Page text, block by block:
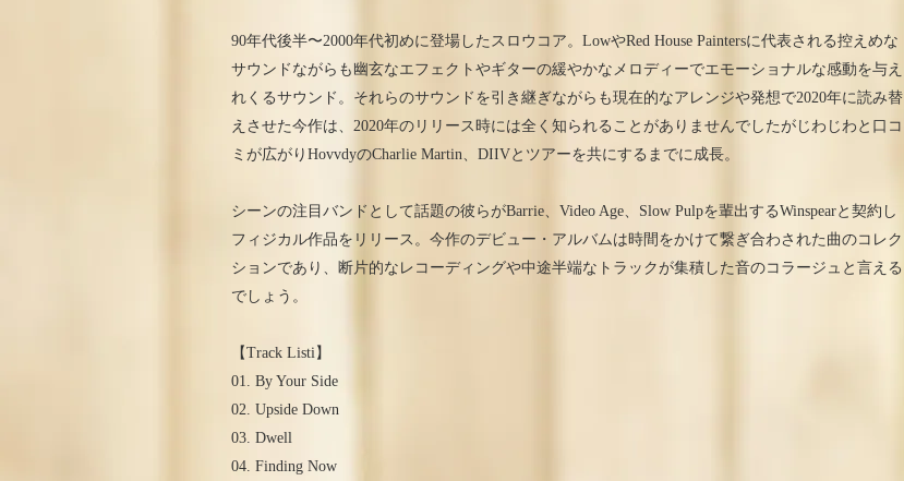
90年代後半〜2000年代初めに登場したスロウコア。LowやRed House Paintersに代表される控えめな
サウンドながらも幽玄なエフェクトやギターの緩やかなメロディーでエモーショナルな感動を与え
れくるサウンド。それらのサウンドを引き継ぎながらも現在的なアレンジや発想で2020年に読み替
えさせた今作は、2020年のリリース時には全く知られることがありませんでしたがじわじわと口コ
ミが広がりHovvdyのCharlie Martin、DIIVとツアーを共にするまでに成長。
シーンの注目バンドとして話題の彼らがBarrie、Video Age、Slow Pulpを輩出するWinspearと契約し
フィジカル作品をリリース。今作のデビュー・アルバムは時間をかけて繋ぎ合わされた曲のコレク
ションであり、断片的なレコーディングや中途半端なトラックが集積した音のコラージュと言える
でしょう。
【Track Listi】
01. By Your Side
02. Upside Down
03. Dwell
04. Finding Now